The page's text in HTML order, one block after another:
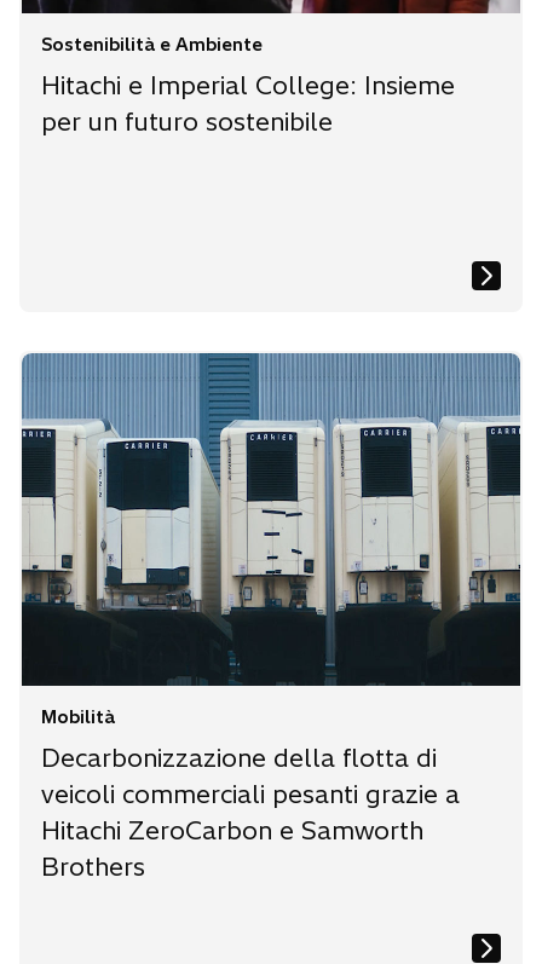
Sostenibilità e Ambiente
Hitachi e Imperial College: Insieme
per un futuro sostenibile
Mobilità
Decarbonizzazione della flotta di
veicoli commerciali pesanti grazie a
Hitachi ZeroCarbon e Samworth
Brothers